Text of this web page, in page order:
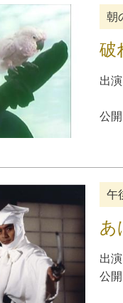
朝
破
出
公
午
あ
出
公